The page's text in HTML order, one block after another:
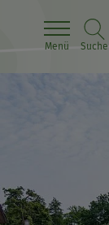
Menü Suche